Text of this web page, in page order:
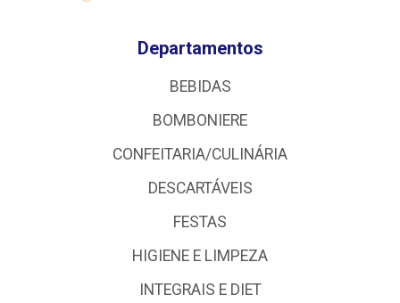
Departamentos
BEBIDAS
BOMBONIERE
CONFEITARIA/CULINÁRIA
DESCARTÁVEIS
FESTAS
HIGIENE E LIMPEZA
INTEGRAIS E DIET